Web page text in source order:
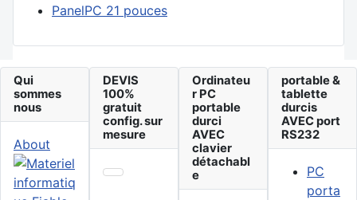
PanelPC 21 pouces
Qui
sommes
nous
About
DEVIS
100%
gratuit
config. sur
mesure
Ordinateu
r PC
portable
durci
AVEC
clavier
détachabl
e
portable &
tablette
durcis
AVEC port
RS232
PC
porta